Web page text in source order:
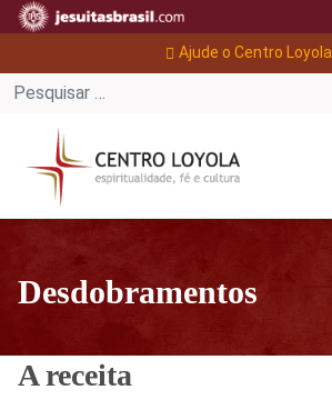
Ajude o Centro Loyola
Desdobramentos
A receita